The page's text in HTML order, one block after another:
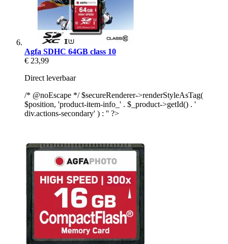
Agfa SDHC 64GB class 10
€ 23,99
Direct leverbaar
/* @noEscape */ $secureRenderer->renderStyleAsTag(
$position, 'product-item-info_' . $_product->getId() . '
div.actions-secondary' ) : '' ?>